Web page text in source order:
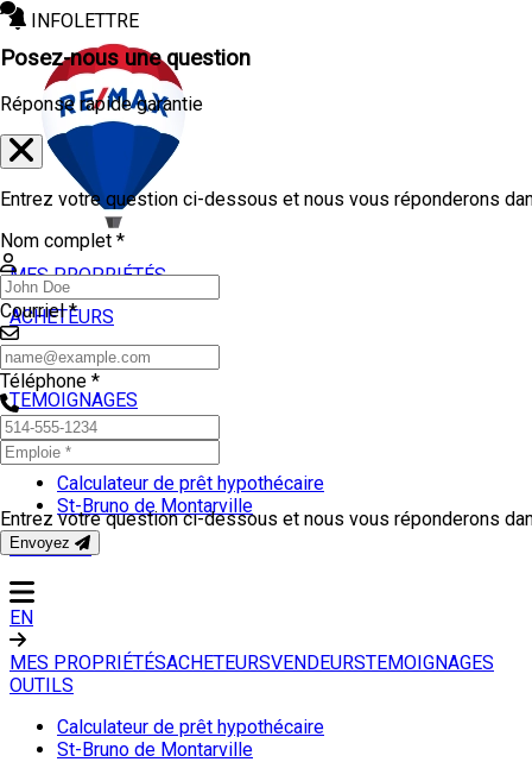
INFOLETTRE
MES PROPRIÉTÉS
ACHETEURS
VENDEURS
TEMOIGNAGES
OUTILS
Calculateur de prêt hypothécaire
St-Bruno de Montarville
CONTACT
EN
MES PROPRIÉTÉSACHETEURSVENDEURSTEMOIGNAGES
OUTILS
Calculateur de prêt hypothécaire
St-Bruno de Montarville
Posez-nous une question
Réponse rapide garantie
Entrez votre question ci-dessous et nous vous réponderons
Nom complet *
Courriel *
Téléphone *
Entrez votre question ci-dessous et nous vous réponderons
Envoyez